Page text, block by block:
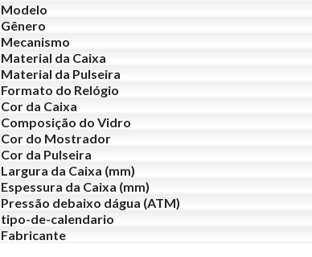
Modelo
Gênero
Mecanismo
Material da Caixa
Material da Pulseira
Formato do Relógio
Cor da Caixa
Composição do Vidro
Cor do Mostrador
Cor da Pulseira
Largura da Caixa (mm)
Espessura da Caixa (mm)
Pressão debaixo dágua (ATM)
tipo-de-calendario
Fabricante